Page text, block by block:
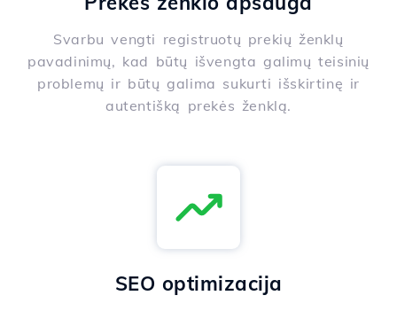
Svarbu vengti registruotų prekių ženklų
pavadinimų, kad būtų išvengta galimų teisinių
problemų ir būtų galima sukurti išskirtinę ir
autentišką prekės ženklą.
SEO optimizacija